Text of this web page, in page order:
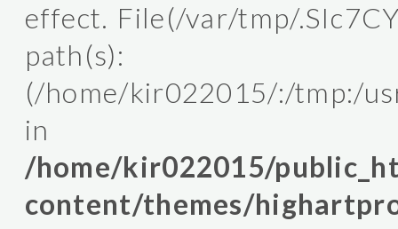
effect. File(/var/tmp/
path(s):
(/home/kir022015/:/tmp:/
in
/home/kir022015/
content/themes/